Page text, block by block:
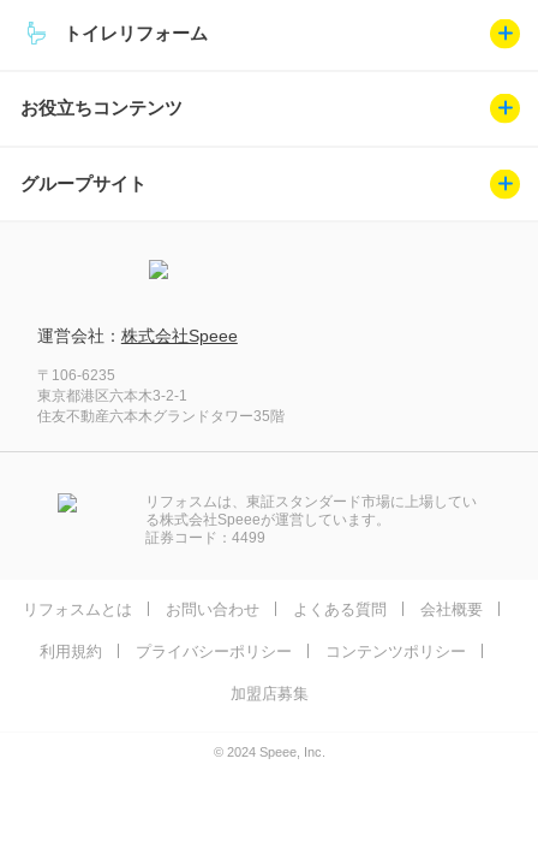
トイレリフォーム
お役立ちコンテンツ
グループサイト
運営会社： 株式会社Speee
〒106-6235
東京都港区六本木3-2-1
住友不動産六本木グランドタワー35階
リフォスムは、東証スタンダード市場に上場してい
る株式会社Speeeが運営しています。
証券コード：4499
リフォスムとは お問い合わせ よくある質問 会社概要
利用規約 プライバシーポリシー コンテンツポリシー
加盟店募集
© 2024 Speee, Inc.